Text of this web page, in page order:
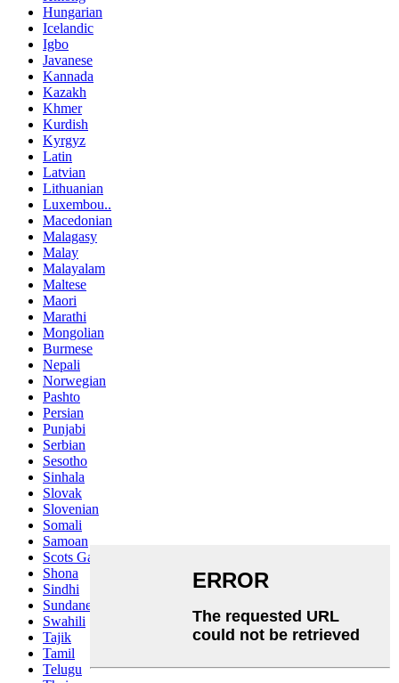
Hungarian
Icelandic
Igbo
Javanese
Kannada
Kazakh
Khmer
Kurdish
Kyrgyz
Latin
Latvian
Lithuanian
Luxembou..
Macedonian
Malagasy
Malay
Malayalam
Maltese
Maori
Marathi
Mongolian
Burmese
Nepali
Norwegian
Pashto
Persian
Punjabi
Serbian
Sesotho
Sinhala
Slovak
Slovenian
Somali
Samoan
Scots Gaelic
Shona
Sindhi
Sundanese
Swahili
Tajik
Tamil
Telugu